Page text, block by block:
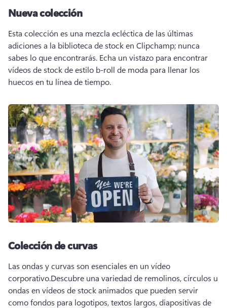
Nueva colección
Esta colección es una mezcla ecléctica de las últimas
adiciones a la biblioteca de stock en Clipchamp; nunca
sabes lo que encontrarás. Echa un vistazo para encontrar
vídeos de stock de estilo b-roll de moda para llenar los
huecos en tu línea de tiempo.
Colección de curvas
Las ondas y curvas son esenciales en un vídeo
corporativo.Descubre una variedad de remolinos, círculos u
ondas en vídeos de stock animados que pueden servir
como fondos para logotipos, textos largos, diapositivas de